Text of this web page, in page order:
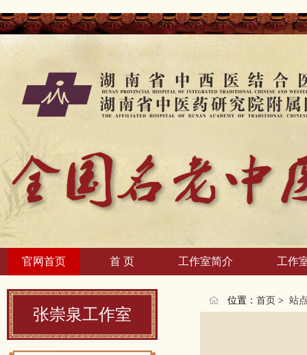
官网首页 首 页 工作室简介 工作
张崇泉工作室
位置： 首页 > 站